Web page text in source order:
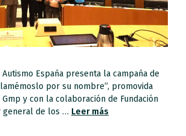
Autismo España presenta la campaña de
por su nombre”, promovida
Gmp y con la colaboración de Fundación
general de los … Leer más